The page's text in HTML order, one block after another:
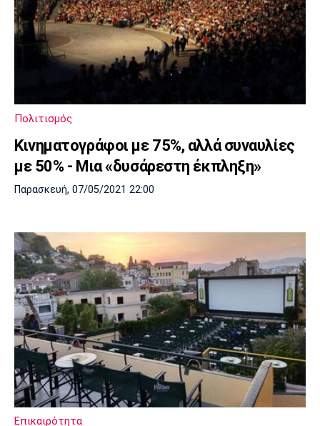
Πολιτισμός
Κινηματογράφοι με 75%, αλλά συναυλίες
με 50% - Μια «δυσάρεστη έκπληξη»
Παρασκευή, 07/05/2021 22:00
Επικαιρότητα